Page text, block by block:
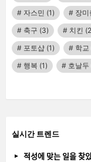
자스민 (1) 장미
축구 (3) 치킨
포토샵 (1) 학교
행복 (1) 호날두
실시간 트렌드
적성에 맞는